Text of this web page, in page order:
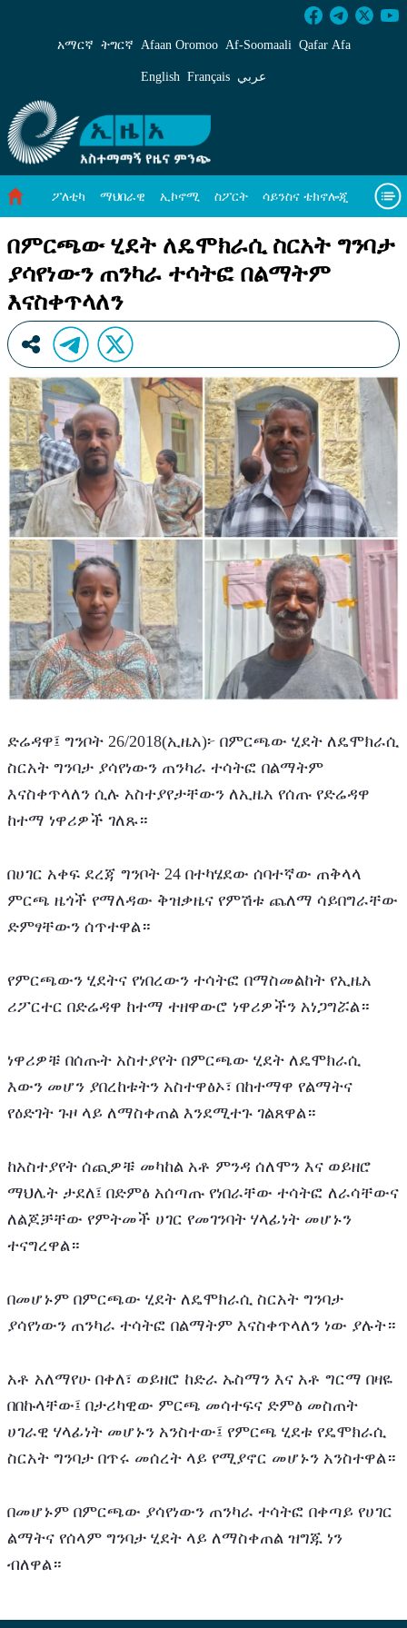
በምርጫው ሂደት ለዴሞክራሲ ስርአት ግንባታ
አማርኛ ትግርኛ Afaan Oromoo Af‑Soomaali Qafar Afa
English Français عربي
ፖለቲካ ማህበራዊ ኢኮኖሚ ስፖርት ሳይንስና ቴክኖሎጂ
መጽሔት ስለ እኛ
በምርጫው ሂደት ለዴሞክራሲ ስርአት ግንባታ
ያሳየነውን ጠንካራ ተሳትፎ በልማትም
እናስቀጥላለን
ድሬዳዋ፤ ግንቦት 26/2018(ኢዜአ)፦ በምርጫው ሂደት ለዴሞክራሲ
ስርአት ግንባታ ያሳየነውን ጠንካራ ተሳትፎ በልማትም
እናስቀጥላለን ሲሉ አስተያየታቸውን ለኢዜአ የሰጡ የድሬዳዋ
ከተማ ነዋሪዎች ገለጹ።
በሀገር አቀፍ ደረጃ ግንቦት 24 በተካሄደው ሰባተኛው ጠቅላላ
ምርጫ ዜጎች የማለዳው ቅዝቃዜና የምሽቱ ጨለማ ሳይበግራቸው
ድምፃቸውን ሰጥተዋል።
የምርጫውን ሂደትና የነበረውን ተሳትፎ በማስመልከት የኢዜአ
ሪፖርተር በድሬዳዋ ከተማ ተዘዋውሮ ነዋሪዎችን አነጋግሯል።
ነዋሪዎቹ በሰጡት አስተያየት በምርጫው ሂደት ለዴሞክራሲ
እውን መሆን ያበረከቱትን አስተዋፅኦ፣ በከተማዋ የልማትና
የዕድገት ጉዞ ላይ ለማስቀጠል እንደሚተጉ ገልጸዋል።
ከአስተያየት ሰጪዎቹ መካከል አቶ ምንዳ ሰለሞን እና ወይዘሮ
ማህሌት ታደለ፤ በድምፅ አሰጣጡ የነበራቸው ተሳትፎ ለራሳቸውና
ለልጆቻቸው የምትመች ሀገር የመገንባት ሃላፊነት መሆኑን
ተናግረዋል።
በመሆኑም በምርጫው ሂደት ለዴሞክራሲ ስርአት ግንባታ
ያሳየነውን ጠንካራ ተሳትፎ በልማትም እናስቀጥላለን ነው ያሉት።
አቶ አለማየሁ በቀለ፣ ወይዘሮ ከድራ ኡስማን እና አቶ ግርማ በዛዬ
በበኩላቸው፤ በታሪካዊው ምርጫ መሳተፍና ድምፅ መስጠት
ሀገራዊ ሃላፊነት መሆኑን አንስተው፤ የምርጫ ሂደቱ የዴሞክራሲ
ስርአት ግንባታ በጥሩ መሰረት ላይ የሚያኖር መሆኑን አንስተዋል።
በመሆኑም በምርጫው ያሳየነውን ጠንካራ ተሳትፎ በቀጣይ የሀገር
ልማትና የሰላም ግንባታ ሂደት ላይ ለማስቀጠል ዝግጁ ነን
ብለዋል።